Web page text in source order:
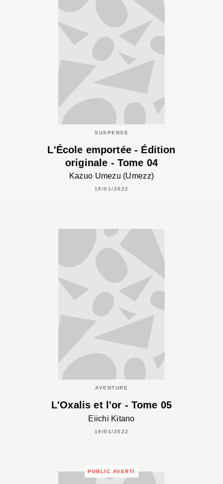
SUSPENSE
L'École emportée - Édition
originale - Tome 04
Kazuo Umezu (Umezz)
19/01/2022
AVENTURE
L'Oxalis et l'or - Tome 05
Eiichi Kitano
19/01/2022
PUBLIC AVERTI